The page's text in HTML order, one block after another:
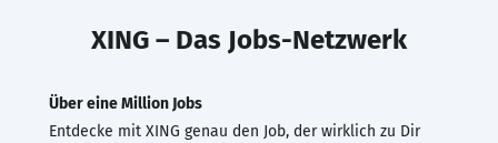
XING – Das Jobs-Netzwerk
Über eine Million Jobs
Entdecke mit XING genau den Job, der wirklich zu Dir